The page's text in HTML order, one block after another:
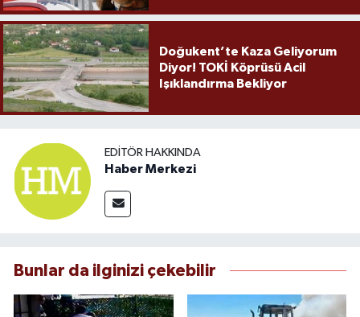
Doğukent’te Kaza Geliyorum
Diyor! TOKİ Köprüsü Acil
Işıklandırma Bekliyor
EDITÖR HAKKINDA
Haber Merkezi
Bunlar da ilginizi çekebilir